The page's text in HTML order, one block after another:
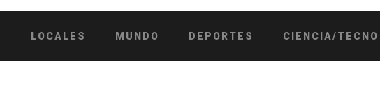
LOCALES MUNDO DEPORTES CIENCIA/TECNO